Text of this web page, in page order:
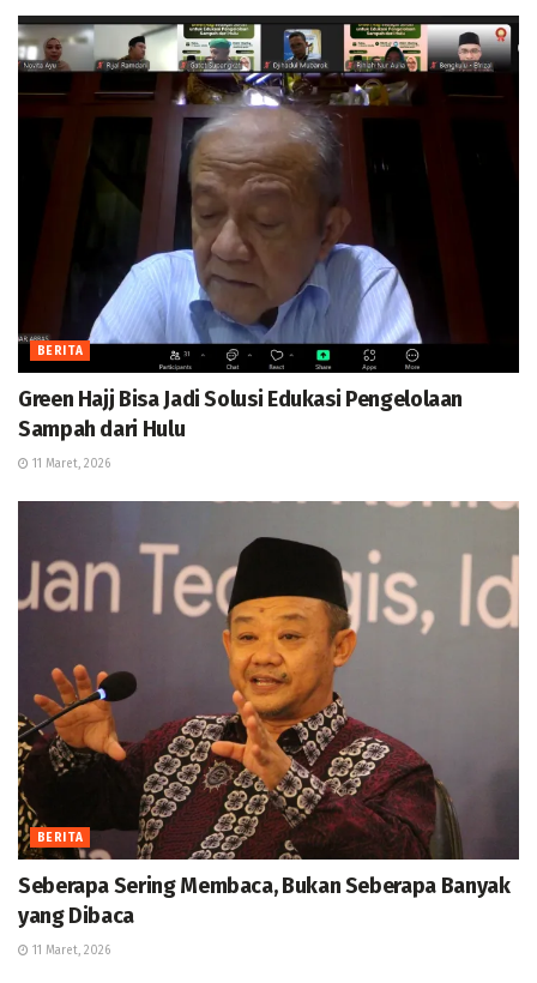
BERITA
Green Hajj Bisa Jadi Solusi Edukasi Pengelolaan
Sampah dari Hulu
11 Maret, 2026
BERITA
Seberapa Sering Membaca, Bukan Seberapa Banyak
yang Dibaca
11 Maret, 2026